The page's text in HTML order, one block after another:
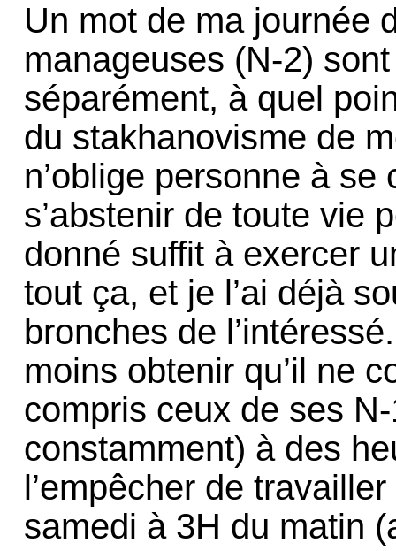
Un mot de ma journée
manageuses (N-2)
séparément, à quel
du stakhanovisme de
n’oblige personne à se
s’abstenir de toute vie
donné suffit à exercer
tout ça, et je l’ai déjà
bronches de
moins obtenir qu’il ne
compris ceux de ses
constamment) à des
l’empêcher de
samedi à 3H du matin